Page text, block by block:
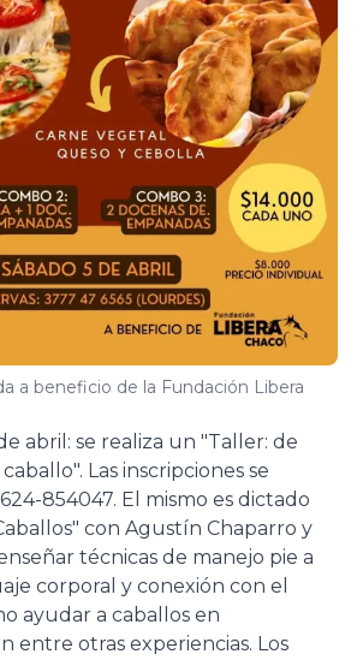
a beneficio de la Fundación Libera
abril: se realiza un "Taller: de
Las inscripciones se
854047. El mismo es dictado
con Agustín Chaparro y
técnicas de manejo pie a
corporal y conexión con el
ayudar a caballos en
entre otras experiencias. Los